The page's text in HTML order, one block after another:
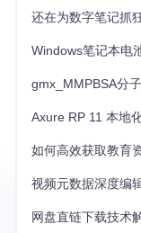
视频元数据深度编
网盘直链下载技术